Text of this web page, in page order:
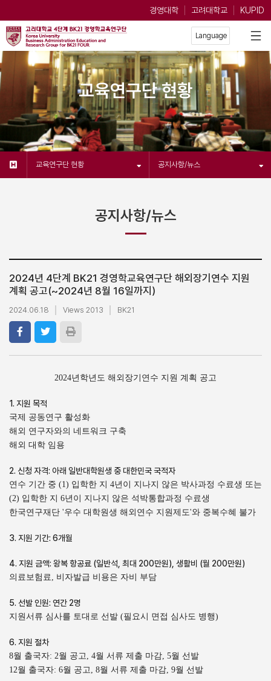
경영대학 고려대학교 KUPID
교육연구단 현황
교육연구단 현황 공지사항/뉴스
공지사항/뉴스
2024년 4단계 BK21 경영학교육연구단 해외장기연수 지원
계획 공고(~2024년 8월 16일까지)
2024.06.18 Views 2013 BK21
2024년학년도 해외장기연수 지원 계획 공고
1. 지원 목적
국제 공동연구 활성화
해외 연구자와의 네트워크 구축
해외 대학 임용
2. 신청 자격: 아래 일반대학원생 중 대한민국 국적자
연수 기간 중 (1) 입학한 지 4년이 지나지 않은 박사과정 수료생 또는
(2) 입학한 지 6년이 지나지 않은 석박통합과정 수료생
한국연구재단 '우수 대학원생 해외연수 지원제도'와 중복수혜 불가
3. 지원 기간: 6개월
4. 지원 금액: 왕복 항공료 (일반석, 최대 200만원), 생활비 (월 200만원)
의료보험료, 비자발급 비용은 자비 부담
5. 선발 인원: 연간 2명
지원서류 심사를 토대로 선발 (필요시 면접 심사도 병행)
6. 지원 절차
8월 출국자: 2월 공고, 4월 서류 제출 마감, 5월 선발
12월 출국자: 6월 공고, 8월 서류 제출 마감, 9월 선발